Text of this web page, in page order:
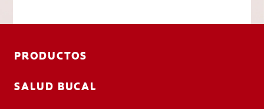
PRODUCTOS
SALUD BUCAL